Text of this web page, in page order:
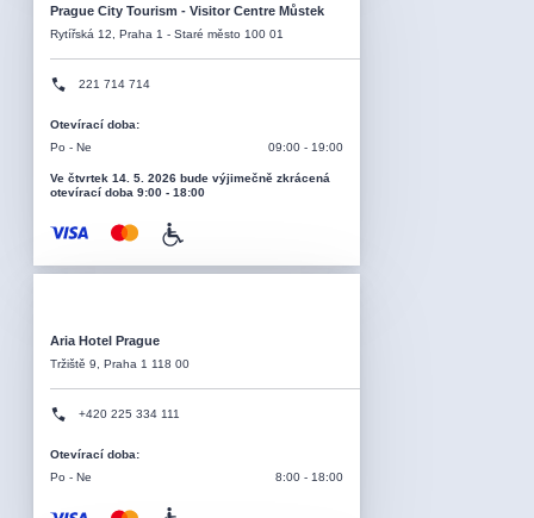
Prague City Tourism - Visitor Centre Můstek
Rytířská 12, Praha 1 - Staré město 100 01
221 714 714
Otevírací doba:
Po - Ne
09:00 - 19:00
Ve čtvrtek 14. 5. 2026 bude výjimečně zkrácená
otevírací doba 9:00 - 18:00
Aria Hotel Prague
Tržiště 9, Praha 1 118 00
+420 225 334 111
Otevírací doba:
Po - Ne
8:00 - 18:00